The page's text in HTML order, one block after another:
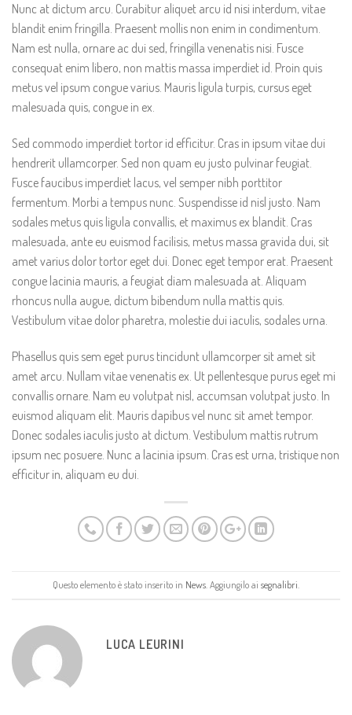
Nunc at dictum arcu. Curabitur aliquet arcu id nisi interdum, vitae
blandit enim fringilla. Praesent mollis non enim in condimentum.
Nam est nulla, ornare ac dui sed, fringilla venenatis nisi. Fusce
consequat enim libero, non mattis massa imperdiet id. Proin quis
metus vel ipsum congue varius. Mauris ligula turpis, cursus eget
malesuada quis, congue in ex.
Sed commodo imperdiet tortor id efficitur. Cras in ipsum vitae dui
hendrerit ullamcorper. Sed non quam eu justo pulvinar feugiat.
Fusce faucibus imperdiet lacus, vel semper nibh porttitor
fermentum. Morbi a tempus nunc. Suspendisse id nisl justo. Nam
sodales metus quis ligula convallis, et maximus ex blandit. Cras
malesuada, ante eu euismod facilisis, metus massa gravida dui, sit
amet varius dolor tortor eget dui. Donec eget tempor erat. Praesent
congue lacinia mauris, a feugiat diam malesuada at. Aliquam
rhoncus nulla augue, dictum bibendum nulla mattis quis.
Vestibulum vitae dolor pharetra, molestie dui iaculis, sodales urna.
Phasellus quis sem eget purus tincidunt ullamcorper sit amet sit
amet arcu. Nullam vitae venenatis ex. Ut pellentesque purus eget mi
convallis ornare. Nam eu volutpat nisl, accumsan volutpat justo. In
euismod aliquam elit. Mauris dapibus vel nunc sit amet tempor.
Donec sodales iaculis justo at dictum. Vestibulum mattis rutrum
ipsum nec posuere. Nunc a lacinia ipsum. Cras est urna, tristique non
efficitur in, aliquam eu dui.
Questo elemento è stato inserito in News . Aggiungilo ai segnalibri
LUCA LEURINI